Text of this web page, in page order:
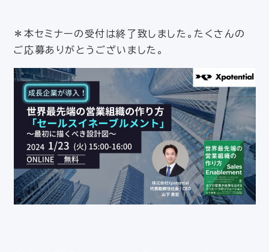
＊本セミナーの受付は終了致しました。たくさんの
ご応募ありがとうございました。